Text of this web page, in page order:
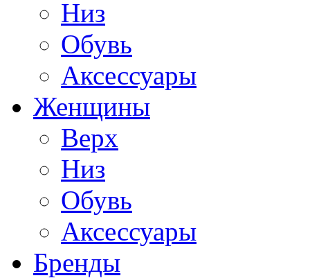
Низ
Обувь
Аксессуары
Женщины
Верх
Низ
Обувь
Аксессуары
Бренды